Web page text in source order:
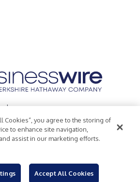
Inc.
Policy
Accessibility Statement
Cookies”, you agree to the storing of
to enhance site navigation,
assist in our marketing efforts.
Accept All Cookies